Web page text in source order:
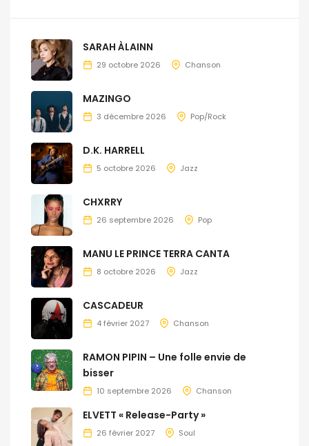
SARAH ÀLAINN
29 octobre 2026 Chanson
MAZINGO
3 décembre 2026 Pop/Rock
D.K. HARRELL
5 octobre 2026 Jazz
CHXRRY
26 septembre 2026 Pop
MANU LE PRINCE TERRA CANTA
8 octobre 2026 Jazz
CASCADEUR
4 février 2027 Chanson
RAMON PIPIN – Une folle envie de
bisser
10 septembre 2026 Chanson
ELVETT « Release-Party »
26 février 2027 Soul